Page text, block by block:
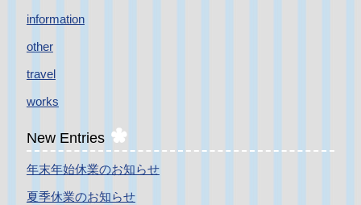
information
other
travel
works
New Entries
年末年始休業のお知らせ
夏季休業のお知らせ